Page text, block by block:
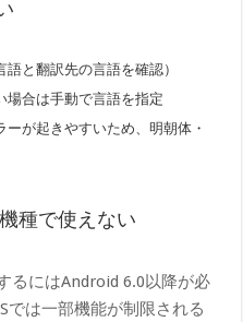
と翻訳先の言語を確認）
場合は手動で言語を指定
が起きやすいため、明朝体・
種で使えない
るにはAndroid 6.0以降が必
では一部機能が制限される